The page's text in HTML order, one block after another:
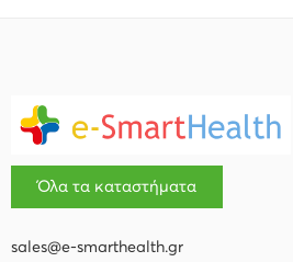
Όλα τα καταστήματα
sales@e-smarthealth.gr